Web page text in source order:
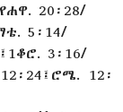
20፡28/
5፡14/
3፡16/
12፡